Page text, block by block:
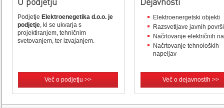
O podjetju
Podjetje Elektroenegetika d.o.o. je
podjetje, ki se ukvarja s
projektiranjem, tehničnim
svetovanjem, ter izvajanjem.
Več o podjetju >>
Dejavnosti
Elektroenergetski objekti
Razsvetljave javnih
Načrtovanje električnih
Načrtovanje tehnoloških
napeljav
Več o dejavnostih >>